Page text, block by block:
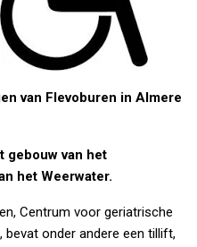
van Flevoburen in Almere
gebouw van het
het Weerwater.
Centrum voor geriatrische
bevat onder andere een tillift,